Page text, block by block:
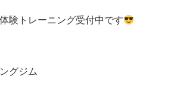
験トレーニング受付中です
グジム